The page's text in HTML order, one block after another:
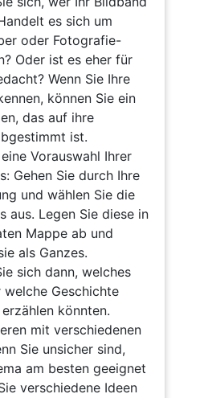
es sich um
oder Fotografie-
Oder ist es eher für
Wenn Sie Ihre
können Sie ein
das auf ihre
ist.
Vorauswahl Ihrer
Gehen Sie durch Ihre
und wählen Sie die
aus. Legen Sie diese in
Mappe ab und
als Ganzes.
sich dann, welches
welche Geschichte
könnten.
mit verschiedenen
Sie unsicher sind,
am besten geeignet
verschiedene Ideen